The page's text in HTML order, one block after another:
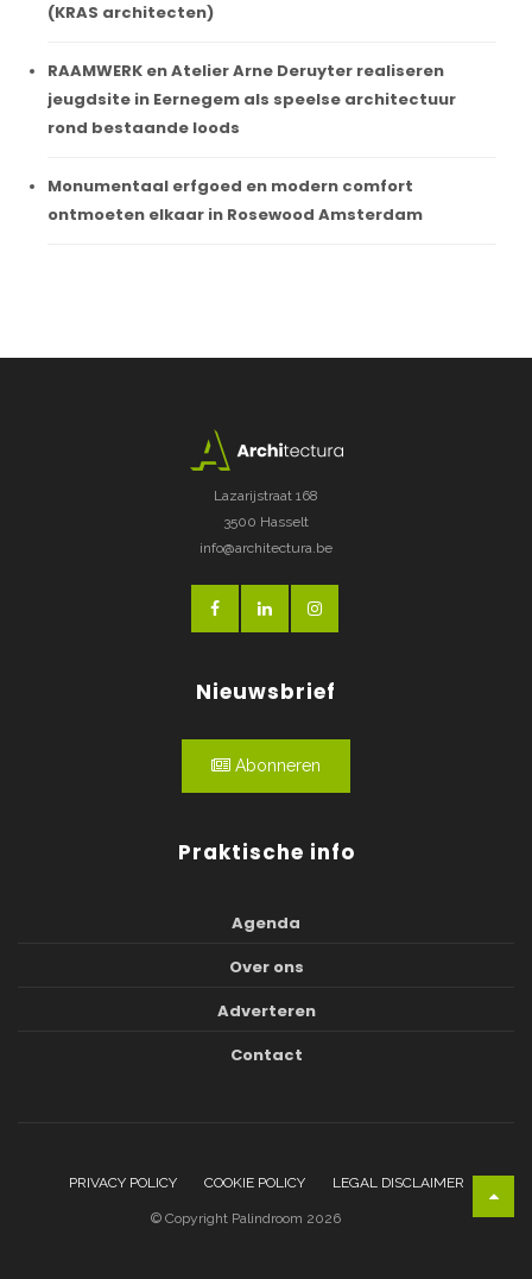
(KRAS architecten)
RAAMWERK en Atelier Arne Deruyter realiseren
jeugdsite in Eernegem als speelse architectuur
rond bestaande loods
Monumentaal erfgoed en modern comfort
ontmoeten elkaar in Rosewood Amsterdam
Lazarijstraat 168
3500 Hasselt
info@architectura.be
Nieuwsbrief
Abonneren
Praktische info
Agenda
Over ons
Adverteren
Contact
PRIVACY POLICY COOKIE POLICY LEGAL DISCLAIMER
© Copyright Palindroom 2026